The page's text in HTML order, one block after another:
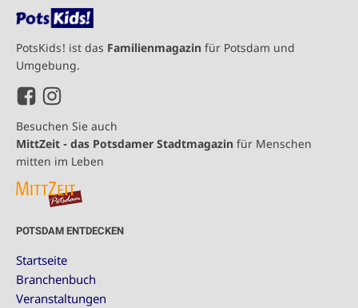
PotsKids! ist das Familienmagazin für Potsdam und
Umgebung.
Besuchen Sie auch
MittZeit - das Potsdamer Stadtmagazin für Menschen
mitten im Leben
POTSDAM ENTDECKEN
Startseite
Branchenbuch
Veranstaltungen